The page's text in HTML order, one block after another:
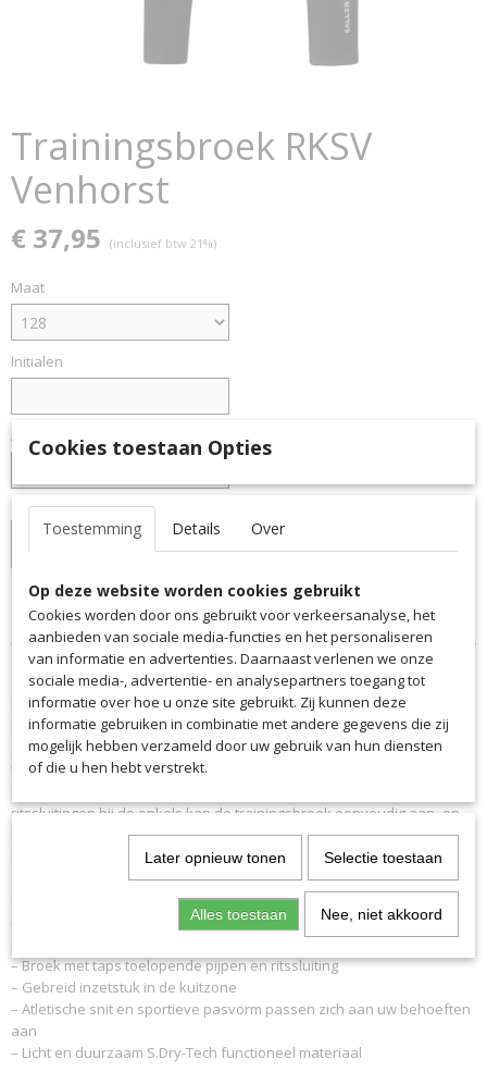
Trainingsbroek RKSV
Venhorst
€ 37,95 (inclusief btw 21%)
Maat
Initialen
Aantal
IN WINKELWAGEN
Specificaties
Productcode
6230VENH
EAN code
6230VENH
Productcode leverancier
6230VENH
Omschrijving
De sallerVIBE trainingsbroek heeft een sportief design en is de ideale
partner voor intensieve trainingen. De smalle, taps toelopende snit
geeft je de ruimte die je nodig hebt voor snelle bewegingen tijdens de
training. Dankzij de twee zijzakken met ritssluiting berg je veilig je
ritssluitingen bij de enkels kan de trainingsbroek eenvoudig aan- en
uitgetrokken worden, zelfs met schoenen aan. Het platte trekkoord
biedt een optimale pasvorm zonder extra volume toe te voegen.
– Twee praktische zijzakken met ritssluiting voor je essentiële spullen
– Brede, elastische tailleband met trekkoord zorgt voor een
– Broek met taps toelopende pijpen en ritssluiting
– Gebreid inzetstuk in de kuitzone
– Atletische snit en sportieve pasvorm passen zich aan uw behoeften
aan
– Licht en duurzaam S.Dry-Tech functioneel materiaal
Cookies toestaan Opties
Toestemming Details Over
Op deze website worden cookies gebruikt
Cookies worden door ons gebruikt voor verkeersanalyse, het
aanbieden van sociale media-functies en het personaliseren
van informatie en advertenties. Daarnaast verlenen we onze
sociale media-, advertentie- en analysepartners toegang tot
informatie over hoe u onze site gebruikt. Zij kunnen deze
informatie gebruiken in combinatie met andere gegevens die zij
mogelijk hebben verzameld door uw gebruik van hun diensten
of die u hen hebt verstrekt.
Later opnieuw tonen Selectie toestaan
Alles toestaan Nee, niet akkoord